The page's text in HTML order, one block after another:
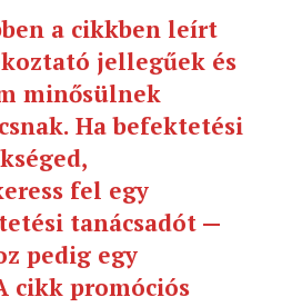
a cikkben leírt
jellegűek és
minősülnek
Ha befektetési
fel egy
tanácsadót —
pedig egy
cikk promóciós